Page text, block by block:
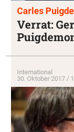
Carles
Verrat:
International
30. Oktober 2017 /